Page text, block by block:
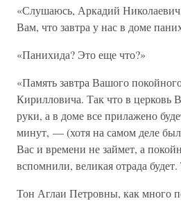
«Слушаюсь, Аркадий
Вам, что завтра у нас в доме
«Панихида? Это еще что?»
«Память завтра Вашого
Кирилловича. Так что в церковь
руки, а в доме все прилажено
минут, — (хотя на самом деле
Вас и времени не займет, а
вспомнили, великая отрада будет.
Тон Аглаи Петровны, как много